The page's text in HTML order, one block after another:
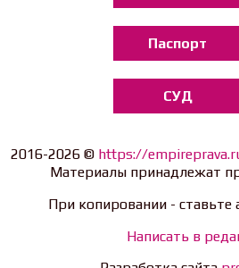
Паспорт
СУД
2016-2026 © https://
Материалы принадлежат
При копировании - ставьте
Написать в